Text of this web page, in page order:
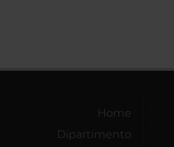
Home
Dipartimento